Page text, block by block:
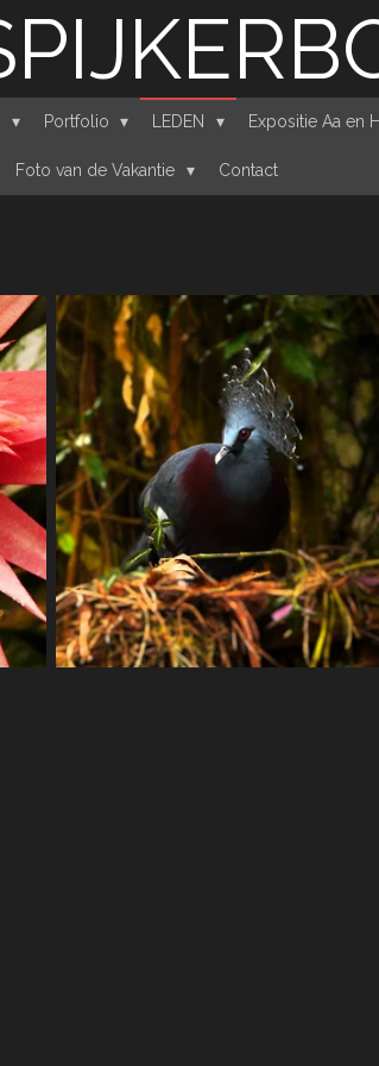
Portfolio LEDEN Expositie Aa en
Foto van de Vakantie Contact